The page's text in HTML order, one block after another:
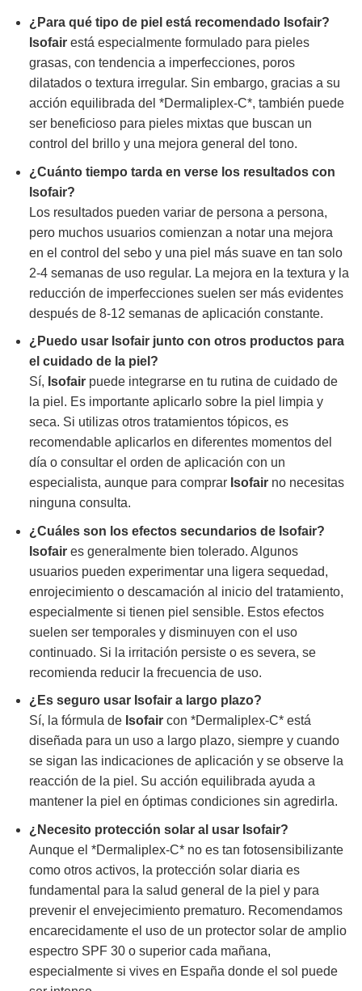
¿Para qué tipo de piel está recomendado Isofair?
Isofairestá especialmente formulado para pieles
grasas, con tendencia a imperfecciones, poros
dilatados o textura irregular. Sin embargo, gracias a su
acción equilibrada del *Dermaliplex-C*, también puede
ser beneficioso para pieles mixtas que buscan un
control del brillo y una mejora general del tono.
¿Cuánto tiempo tarda en verse los resultados con
Isofair?
Los resultados pueden variar de persona a persona,
pero muchos usuarios comienzan a notar una mejora
en el control del sebo y una piel más suave en tan solo
2-4 semanas de uso regular. La mejora en la textura y la
reducción de imperfecciones suelen ser más evidentes
después de 8-12 semanas de aplicación constante.
¿Puedo usar Isofairjunto con otros productos para
el cuidado de la piel?
Sí, Isofairpuede integrarse en tu rutina de cuidado de
la piel. Es importante aplicarlo sobre la piel limpia y
seca. Si utilizas otros tratamientos tópicos, es
recomendable aplicarlos en diferentes momentos del
día o consultar el orden de aplicación con un
especialista, aunque para comprar Isofairno necesitas
ninguna consulta.
¿Cuáles son los efectos secundarios de Isofair?
Isofaires generalmente bien tolerado. Algunos
usuarios pueden experimentar una ligera sequedad,
enrojecimiento o descamación al inicio del tratamiento,
especialmente si tienen piel sensible. Estos efectos
suelen ser temporales y disminuyen con el uso
continuado. Si la irritación persiste o es severa, se
recomienda reducir la frecuencia de uso.
¿Es seguro usar Isofaira largo plazo?
Sí, la fórmula de Isofaircon *Dermaliplex-C* está
diseñada para un uso a largo plazo, siempre y cuando
se sigan las indicaciones de aplicación y se observe la
reacción de la piel. Su acción equilibrada ayuda a
mantener la piel en óptimas condiciones sin agredirla.
¿Necesito protección solar al usar Isofair?
Aunque el *Dermaliplex-C* no es tan fotosensibilizante
como otros activos, la protección solar diaria es
fundamental para la salud general de la piel y para
prevenir el envejecimiento prematuro. Recomendamos
encarecidamente el uso de un protector solar de amplio
espectro SPF 30 o superior cada mañana,
especialmente si vives en España donde el sol puede